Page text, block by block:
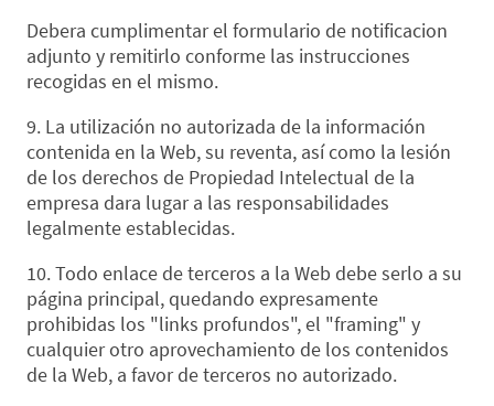
Debera cumplimentar el formulario de notificacion
adjunto y remitirlo conforme las instrucciones
recogidas en el mismo.
9. La utilización no autorizada de la información
contenida en la Web, su reventa, así como la lesión
de los derechos de Propiedad Intelectual de la
empresa dara lugar a las responsabilidades
legalmente establecidas.
10. Todo enlace de terceros a la Web debe serlo a su
página principal, quedando expresamente
prohibidas los "links profundos", el "framing" y
cualquier otro aprovechamiento de los contenidos
de la Web, a favor de terceros no autorizado.